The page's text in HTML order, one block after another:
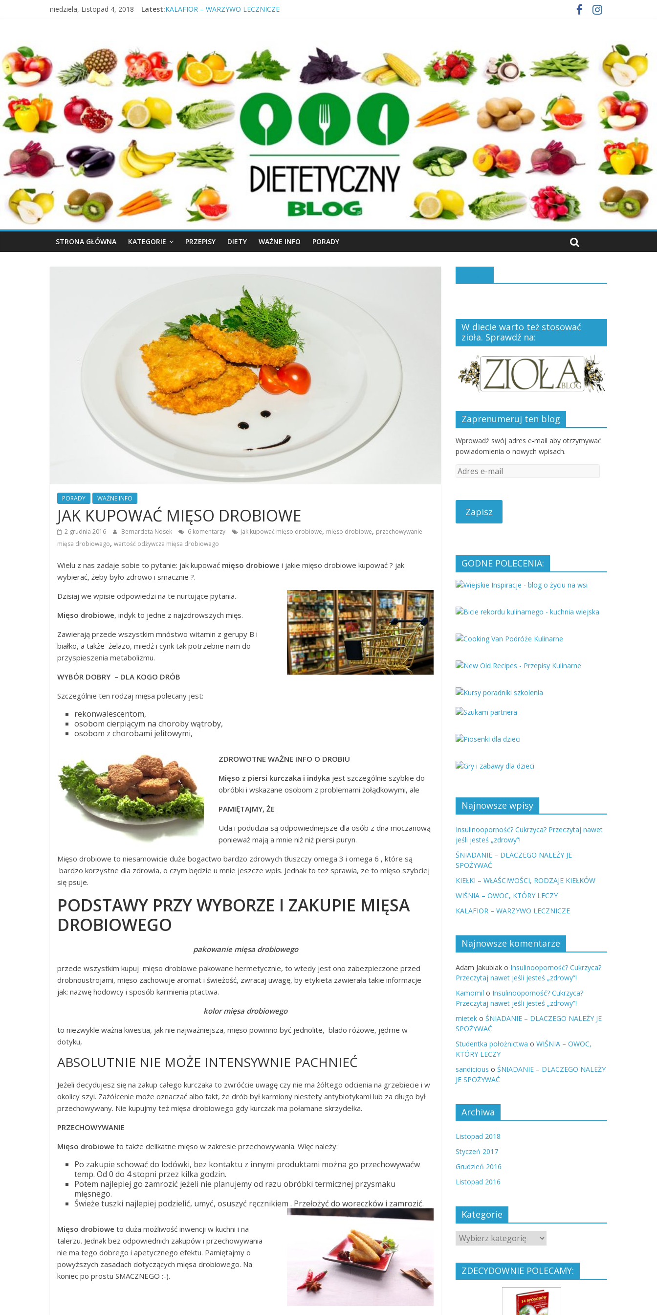
niedziela, Listopad 4, 2018 Latest:
KIEŁKI – WŁAŚCIWOŚCI, RODZAJE KIEŁKÓW
STRONA GŁÓWNA KATEGORIE PRZEPISY DIETY WAŻNE INFO PORADY
PORADY WAŻNE INFO
JAK KUPOWAĆ MIĘSO DROBIOWE
2 grudnia 2016 Bernardeta Nosek 6 komentarzy jak kupować mięso drobiowe, mięso drobiowe, przechowywanie
mięsa drobiowego, wartość odżywcza mięsa drobiowego
Wielu z nas zadaje sobie to pytanie: jak kupować mięso drobiowe i jakie mięso drobiowe kupować ? jak
wybierać, żeby było zdrowo i smacznie ?.
Dzisiaj we wpisie odpowiedzi na te nurtujące pytania.
Mięso drobiowe, indyk to jedne z najzdrowszych mięs.
Zawierają przede wszystkim mnóstwo witamin z gerupy B i
białko, a także żelazo, miedź i cynk tak potrzebne nam do
przyspieszenia metabolizmu.
WYBÓR DOBRY – DLA KOGO DRÓB
Szczególnie ten rodzaj mięsa polecany jest:
rekonwalescentom,
osobom cierpiącym na choroby wątroby,
osobom z chorobami jelitowymi,
ZDROWOTNE WAŻNE INFO O DROBIU
Mięso z piersi kurczaka i indyka jest szczególnie szybkie do
obróbki i wskazane osobom z problemami żołądkowymi, ale
PAMIĘTAJMY, ŻE
Uda i podudzia są odpowiedniejsze dla osób z dna moczanową
ponieważ mają a mnie niż niż piersi puryn.
Mięso drobiowe to niesamowicie duże bogactwo bardzo zdrowych tłuszczy omega 3 i omega 6 , które są
bardzo korzystne dla zdrowia, o czym będzie u mnie jeszcze wpis. Jednak to też sprawia, ze to mięso szybciej
się psuje.
PODSTAWY PRZY WYBORZE I ZAKUPIE MIĘSA
DROBIOWEGO
pakowanie mięsa drobiowego
przede wszystkim kupuj mięso drobiowe pakowane hermetycznie, to wtedy jest ono zabezpieczone przed
drobnoustrojami, mięso zachowuje aromat i świeżość, zwracaj uwagę, by etykieta zawierała takie informacje
jak: nazwę hodowcy i sposób karmienia ptactwa.
kolor mięsa drobiowego
to niezwykle ważna kwestia, jak nie najważniejsza, mięso powinno być jednolite, blado różowe, jędrne w
dotyku,
ABSOLUTNIE NIE MOŻE INTENSYWNIE PACHNIEĆ
Jeżeli decydujesz się na zakup całego kurczaka to zwróćcie uwagę czy nie ma żółtego odcienia na grzebiecie i w
okolicy szyi. Zażółcenie może oznaczać albo fakt, że drób był karmiony niestety antybiotykami lub za długo był
przechowywany. Nie kupujmy też mięsa drobiowego gdy kurczak ma połamane skrzydełka.
PRZECHOWYWANIE
Mięso drobiowe to także delikatne mięso w zakresie przechowywania. Więc należy:
Po zakupie schować do lodówki, bez kontaktu z innymi produktami można go przechowywaćw
temp. Od 0 do 4 stopni przez kilka godzin.
Potem najlepiej go zamrozić jeżeli nie planujemy od razu obróbki termicznej przysmaku
mięsnego.
Świeże tuszki najlepiej podzielić, umyć, osuszyć ręcznikiem . Przełożyć do woreczków i zamrozić.
Mięso drobiowe to duża możliwość inwencji w kuchni i na
talerzu. Jednak bez odpowiednich zakupów i przechowywania
nie ma tego dobrego i apetycznego efektu. Pamiętajmy o
powyższych zasadach dotyczących mięsa drobiowego. Na
koniec po prostu SMACZNEGO :-).
W diecie warto też stosować
zioła. Sprawdź na:
Zaprenumeruj ten blog
Wprowadź swój adres e-mail aby otrzymywać
powiadomienia o nowych wpisach.
A
e
e
a
GODNE POLECENIA:
Najnowsze wpisy
Insulinooporność? Cukrzyca? Przeczytaj nawet
jeśli jesteś „zdrowy”!
ŚNIADANIE – DLACZEGO NALEŻY JE
SPOŻYWAĆ
KIEŁKI – WŁAŚCIWOŚCI, RODZAJE KIEŁKÓW
WIŚNIA – OWOC, KTÓRY LECZY
KALAFIOR – WARZYWO LECZNICZE
Najnowsze komentarze
Adam Jakubiak o Insulinooporność? Cukrzyca?
Przeczytaj nawet jeśli jesteś „zdrowy”!
Kamomil o Insulinooporność? Cukrzyca?
Przeczytaj nawet jeśli jesteś „zdrowy”!
mietek o ŚNIADANIE – DLACZEGO NALEŻY JE
SPOŻYWAĆ
Studentka położnictwa o WIŚNIA – OWOC,
KTÓRY LECZY
sandicious o ŚNIADANIE – DLACZEGO NALEŻY
JE SPOŻYWAĆ
Archiwa
Listopad 2018
Styczeń 2017
Grudzień 2016
Listopad 2016
Kategorie
ZDECYDOWNIE POLECAMY: